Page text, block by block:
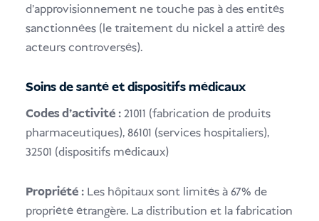
d'approvisionnement ne touche pas à des entités
sanctionnées (le traitement du nickel a attiré des
acteurs controversés).
Soins de santé et dispositifs médicaux
Codes d'activité :21011 (fabrication de produits
pharmaceutiques), 86101 (services hospitaliers),
32501 (dispositifs médicaux)
Propriété : Les hôpitaux sont limités à 67% de
propriété étrangère. La distribution et la fabrication